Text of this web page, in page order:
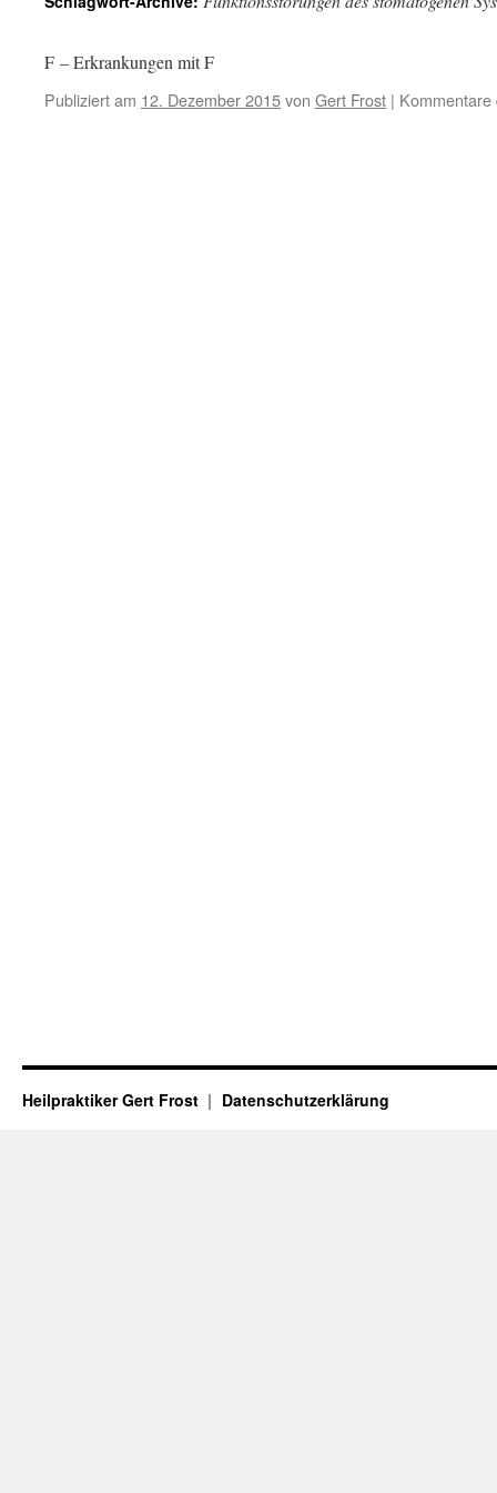
F – Erkrankungen mit F
Publiziert am 12. Dezember 2015von Gert Frost | Kommentare
Heilpraktiker Gert Frost Datenschutzerklärung